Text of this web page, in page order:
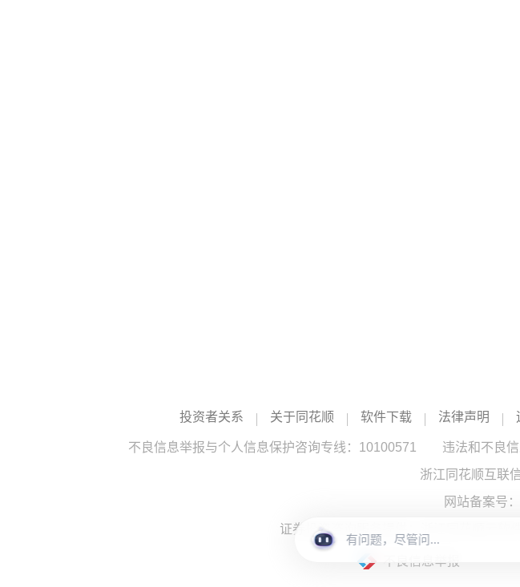
投资者关系 关于同花顺 软件下载 法律声明
不良信息举报与个人信息保护咨询专线：10100571 违法和不良
浙江同花顺互联
网站备案号：
证券投资咨询服务提供：浙江同花顺云软
不良信息举报